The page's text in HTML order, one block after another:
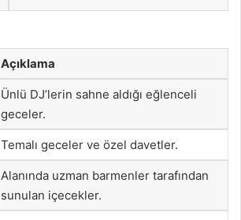
Açıklama
Ünlü DJ’lerin sahne aldığı eğlenceli
geceler.
Temalı geceler ve özel davetler.
Alanında uzman barmenler tarafından
sunulan içecekler.